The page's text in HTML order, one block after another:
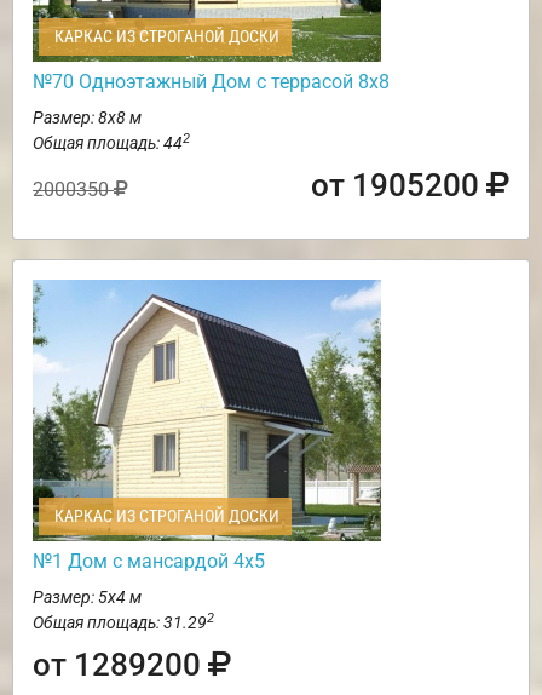
КАРКАС ИЗ СТРОГАНОЙ ДОСКИ
№70 Одноэтажный Дом с террасой 8х8
Размер: 8х8 м
Общая площадь: 442
2000350 от 1905200
КАРКАС ИЗ СТРОГАНОЙ ДОСКИ
№1 Дом с мансардой 4х5
Размер: 5х4 м
Общая площадь: 31.292
от 1289200